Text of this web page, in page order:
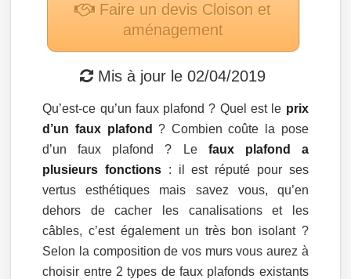
Faire un devis Cloison et
aménagement
Mis à jour le02/04/2019
Qu’est-ce qu’un faux plafond ? Quel est le prix
d’un faux plafond ? Combien coûte la pose
d’un faux plafond ? Le faux plafond a
plusieurs fonctions : il est réputé pour ses
vertus esthétiques mais savez vous, qu’en
dehors de cacher les canalisations et les
câbles, c’est également un très bon isolant ?
Selon la composition de vos murs vous aurez à
choisir entre 2 types de faux plafonds existants